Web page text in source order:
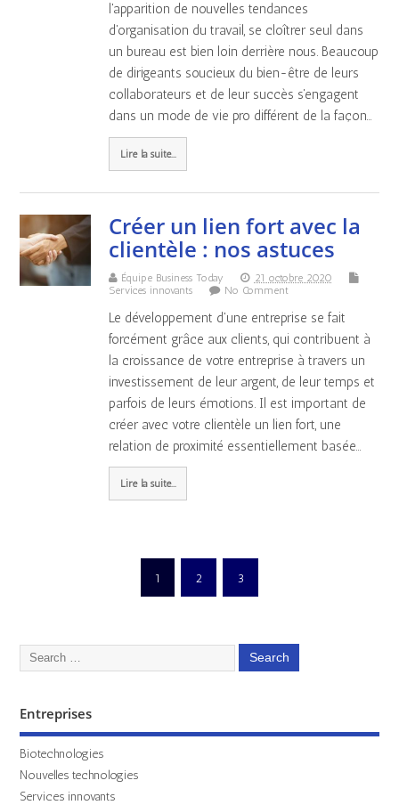
l'apparition de nouvelles tendances
d'organisation du travail, se cloîtrer seul dans
un bureau est bien loin derrière nous. Beaucoup
de dirigeants soucieux du bien-être de leurs
collaborateurs et de leur succès s'engagent
dans un mode de vie pro différent de la façon…
Lire la suite...
Créer un lien fort avec la
clientèle : nos astuces
Équipe Business Today
21 octobre 2020
Services innovants
No Comment
Le développement d'une entreprise se fait
forcément grâce aux clients, qui contribuent à
la croissance de votre entreprise à travers un
investissement de leur argent, de leur temps et
parfois de leurs émotions. Il est important de
créer avec votre clientèle un lien fort, une
relation de proximité essentiellement basée…
Lire la suite...
1 2 3
Entreprises
Biotechnologies
Nouvelles technologies
Services innovants